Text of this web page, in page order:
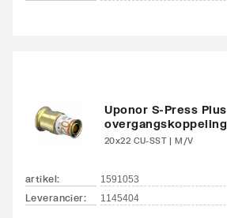
Uponor S-Press Plus
overgangskoppeling
20x22 CU-SST | M/V
artikel: 1591053
Leverancier: 1145404